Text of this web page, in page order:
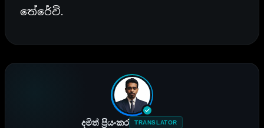
තේරේවි.
දමිත් ප්‍රියංකර TRANSLATOR